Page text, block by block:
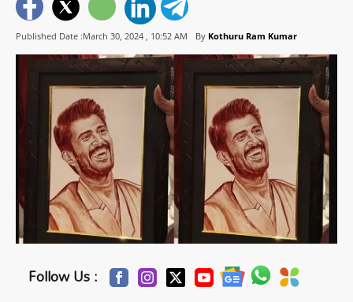
Published Date :March 30, 2024 , 10:52 AM By Kothuru Ram Kumar
Follow Us :